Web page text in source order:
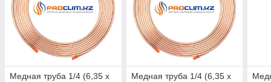
Медная труба 1/4 (6,35 x
Медная труба 1/4 (6,35 x